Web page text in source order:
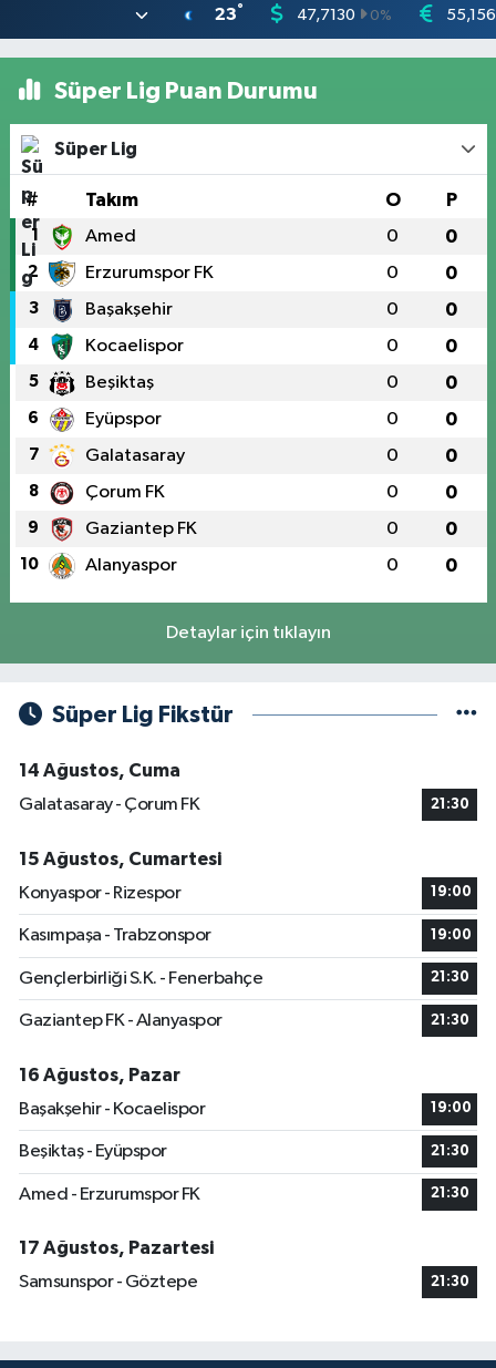
23° 47,7130 0%
Süper Lig Puan Durumu
Süper Lig
# Takım O P
1 Amed 0 0
2 Erzurumspor FK 0 0
3 Başakşehir 0 0
4 Kocaelispor 0 0
5 Beşiktaş 0 0
6 Eyüpspor 0 0
7 Galatasaray 0 0
8 Çorum FK 0 0
9 Gaziantep FK 0 0
10 Alanyaspor 0 0
Detaylar için tıklayın
Süper Lig Fikstür
14 Ağustos, Cuma
Galatasaray - Çorum FK
21:30
15 Ağustos, Cumartesi
Konyaspor - Rizespor
19:00
Kasımpaşa - Trabzonspor 19:00
Gençlerbirliği S.K. - Fenerbahçe 21:30
Gaziantep FK - Alanyaspor 21:30
16 Ağustos, Pazar
Başakşehir - Kocaelispor
19:00
Beşiktaş - Eyüpspor 21:30
Amed - Erzurumspor FK 21:30
17 Ağustos, Pazartesi
Samsunspor - Göztepe
21:30